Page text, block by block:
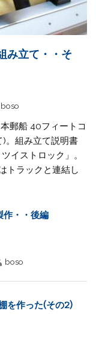
み立て・・そ
boso
郵船 40フィートコ
)。組み立て説明書
イストロック」。
トラックと連結し
作・・後編
boso
を作った(その2)